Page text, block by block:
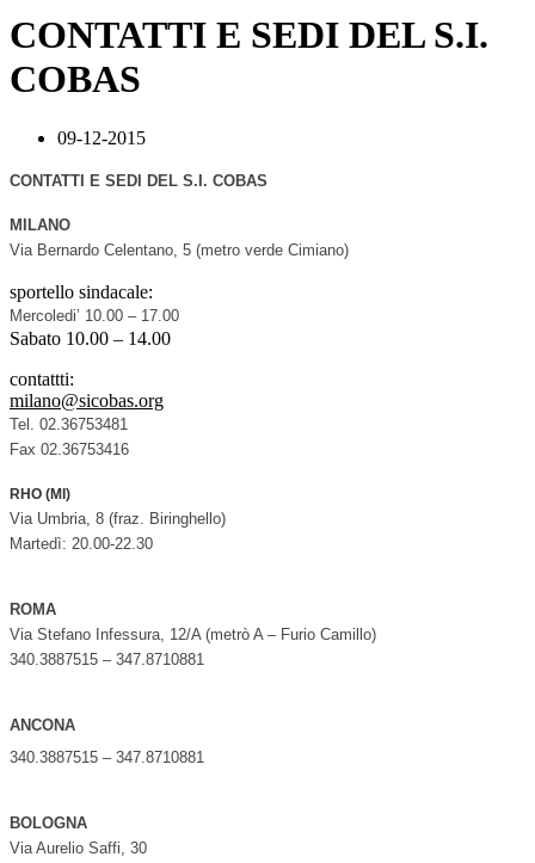
CONTATTI E SEDI DEL S.I.
COBAS
09-12-2015
CONTATTI E SEDI DEL S.I. COBAS
MILANO
Via Bernardo Celentano, 5 (metro verde Cimiano)
sportello sindacale:
Mercoledi’ 10.00 – 17.00
Sabato 10.00 – 14.00
contattti:
milano@sicobas.org
Tel. 02.36753481
Fax 02.36753416
RHO (MI)
Via Umbria, 8 (fraz. Biringhello)
Martedì: 20.00-22.30
ROMA
Via Stefano Infessura, 12/A (metrò A – Furio Camillo)
340.3887515 – 347.8710881
ANCONA
340.3887515 – 347.8710881
BOLOGNA
Via Aurelio Saffi, 30